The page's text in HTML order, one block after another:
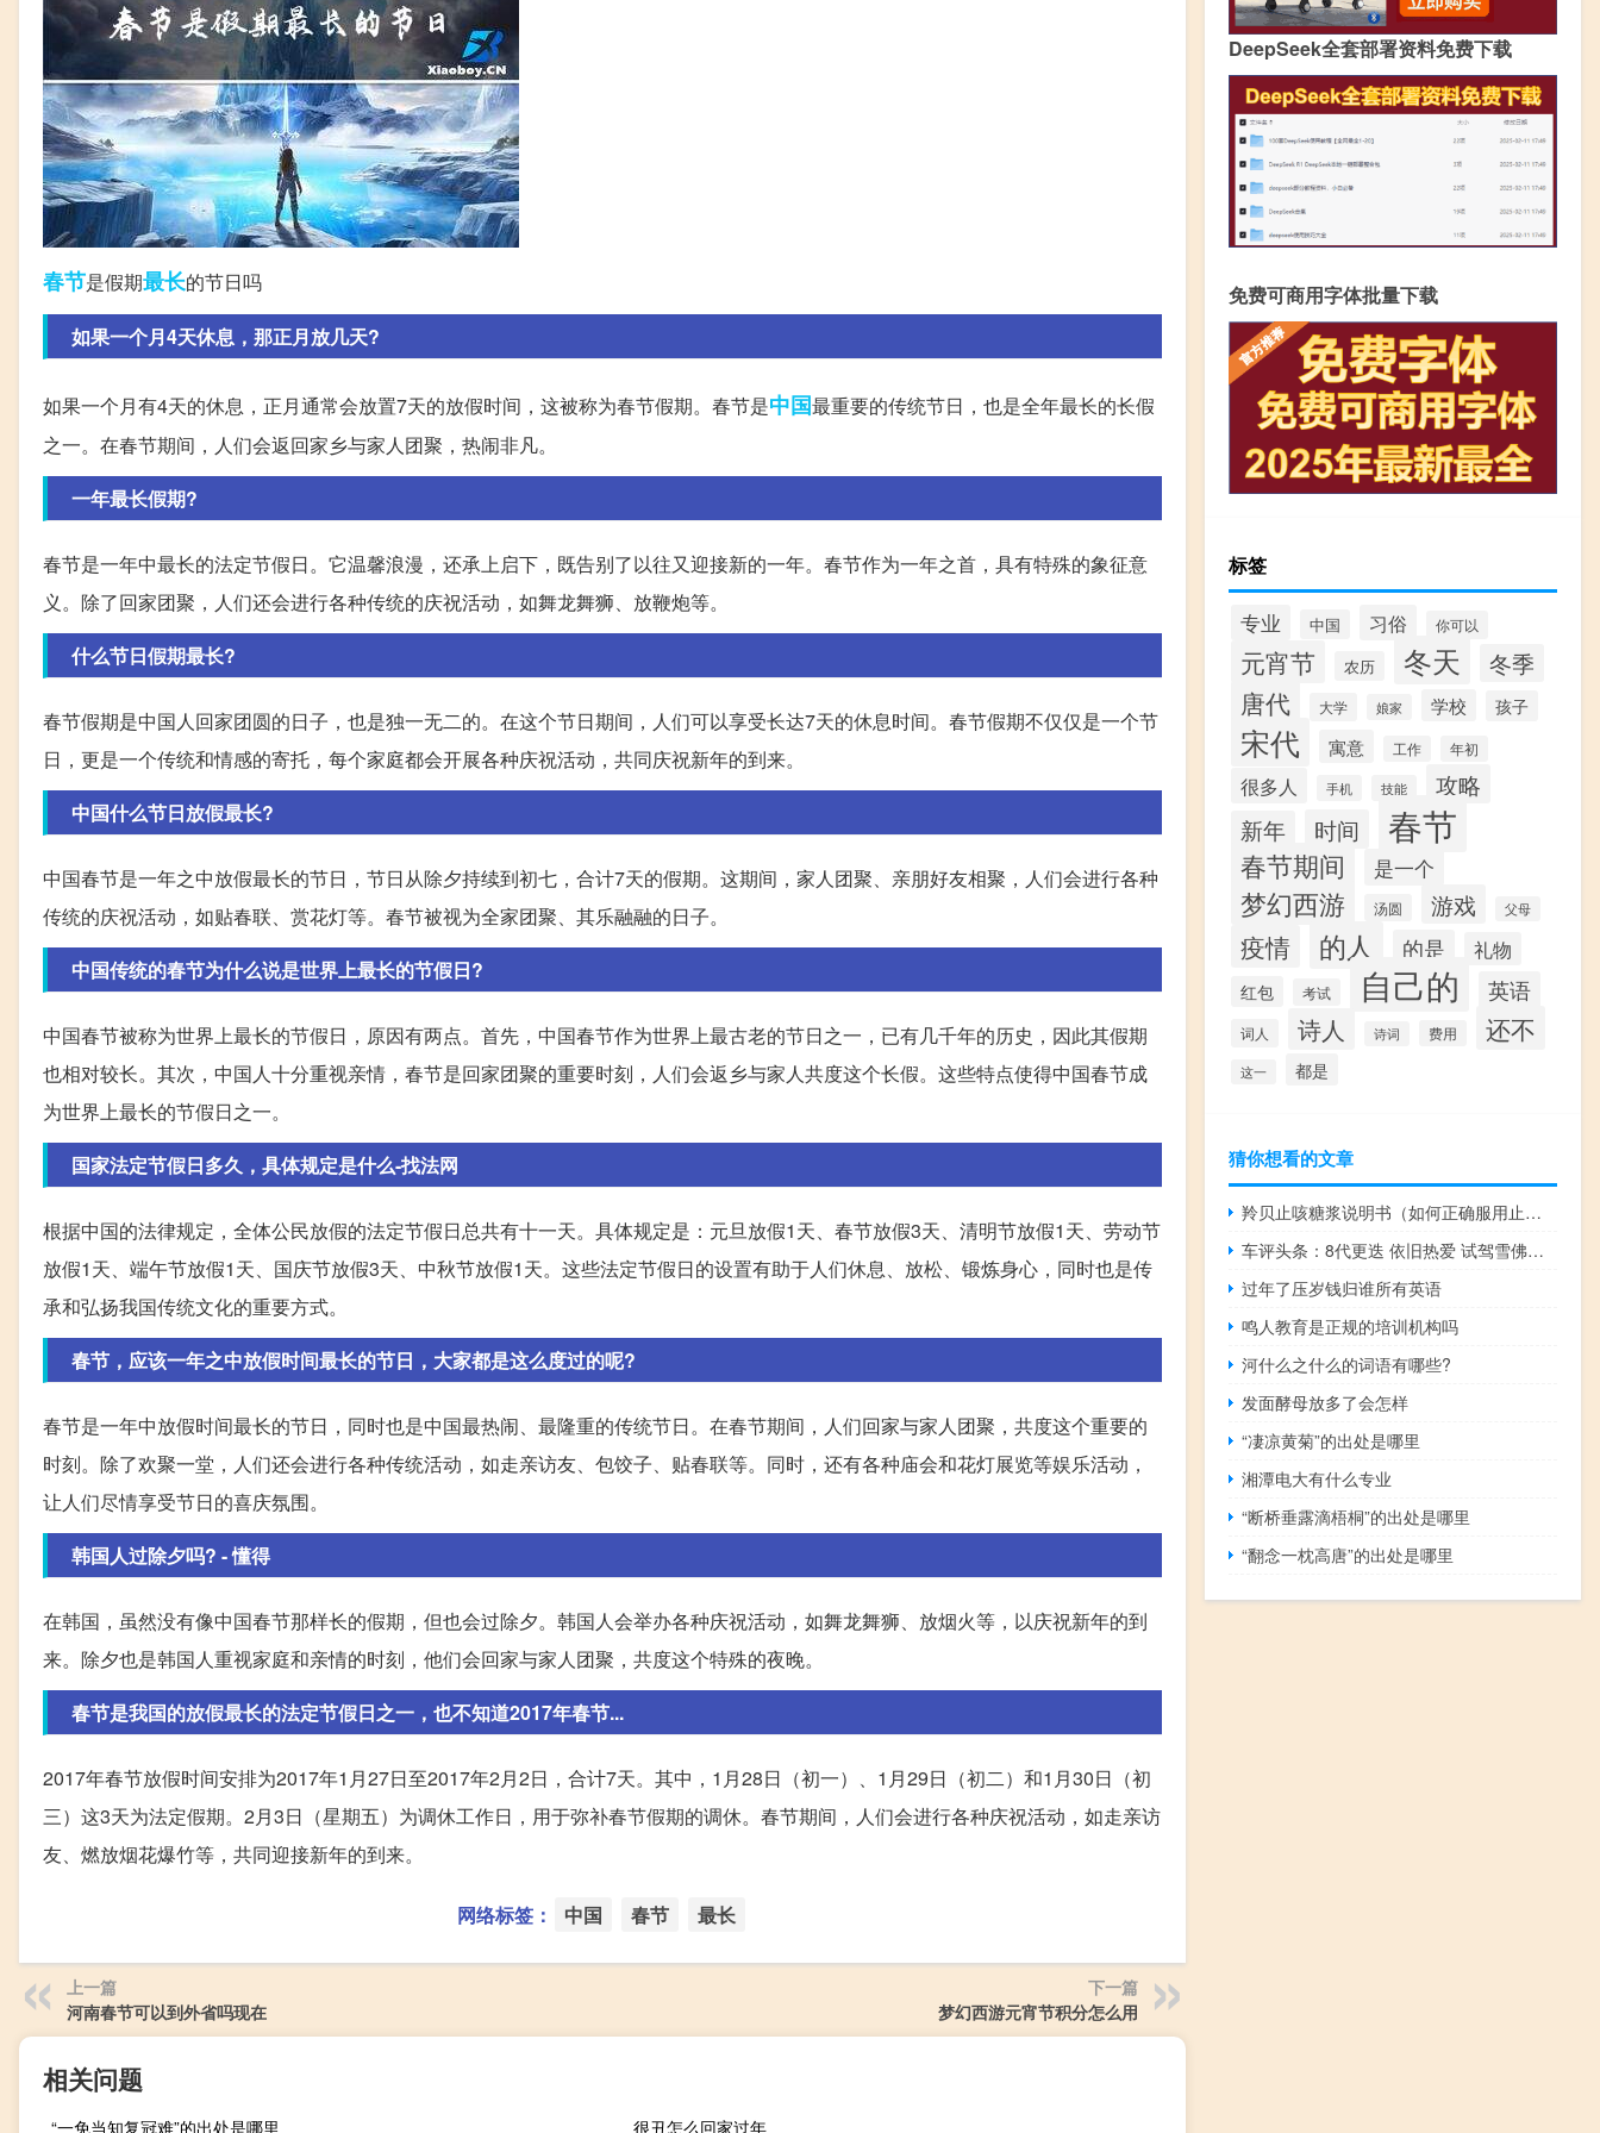
春节是假期最长的节日吗
如果一个月4天休息，那正月放几天?
如果一个月有4天的休息，正月通常会放置7天的放假时间，这被称为春节假期。春节是中国最重要的传统节日，也是全年最长的长假
之一。在春节期间，人们会返回家乡与家人团聚，热闹非凡。
一年最长假期?
春节是一年中最长的法定节假日。它温馨浪漫，还承上启下，既告别了以往又迎接新的一年。春节作为一年之首，具有特殊的象征意
义。除了回家团聚，人们还会进行各种传统的庆祝活动，如舞龙舞狮、放鞭炮等。
什么节日假期最长?
春节假期是中国人回家团圆的日子，也是独一无二的。在这个节日期间，人们可以享受长达7天的休息时间。春节假期不仅仅是一个节
日，更是一个传统和情感的寄托，每个家庭都会开展各种庆祝活动，共同庆祝新年的到来。
中国什么节日放假最长?
中国春节是一年之中放假最长的节日，节日从除夕持续到初七，合计7天的假期。这期间，家人团聚、亲朋好友相聚，人们会进行各种
传统的庆祝活动，如贴春联、赏花灯等。春节被视为全家团聚、其乐融融的日子。
中国传统的春节为什么说是世界上最长的节假日?
中国春节被称为世界上最长的节假日，原因有两点。首先，中国春节作为世界上最古老的节日之一，已有几千年的历史，因此其假期
也相对较长。其次，中国人十分重视亲情，春节是回家团聚的重要时刻，人们会返乡与家人共度这个长假。这些特点使得中国春节成
为世界上最长的节假日之一。
国家法定节假日多久，具体规定是什么-找法网
根据中国的法律规定，全体公民放假的法定节假日总共有十一天。具体规定是：元旦放假1天、春节放假3天、清明节放假1天、劳动节
放假1天、端午节放假1天、国庆节放假3天、中秋节放假1天。这些法定节假日的设置有助于人们休息、放松、锻炼身心，同时也是传
承和弘扬我国传统文化的重要方式。
春节，应该一年之中放假时间最长的节日，大家都是这么度过的呢?
春节是一年中放假时间最长的节日，同时也是中国最热闹、最隆重的传统节日。在春节期间，人们回家与家人团聚，共度这个重要的
时刻。除了欢聚一堂，人们还会进行各种传统活动，如走亲访友、包饺子、贴春联等。同时，还有各种庙会和花灯展览等娱乐活动，
让人们尽情享受节日的喜庆氛围。
韩国人过除夕吗? - 懂得
在韩国，虽然没有像中国春节那样长的假期，但也会过除夕。韩国人会举办各种庆祝活动，如舞龙舞狮、放烟火等，以庆祝新年的到
来。除夕也是韩国人重视家庭和亲情的时刻，他们会回家与家人团聚，共度这个特殊的夜晚。
春节是我国的放假最长的法定节假日之一，也不知道2017年春节...
2017年春节放假时间安排为2017年1月27日至2017年2月2日，合计7天。其中，1月28日（初一）、1月29日（初二）和1月30日（初
三）这3天为法定假期。2月3日（星期五）为调休工作日，用于弥补春节假期的调休。春节期间，人们会进行各种庆祝活动，如走亲访
友、燃放烟花爆竹等，共同迎接新年的到来。
网络标签： 中国 春节 最长
上一篇
河南春节可以到外省吗现在
下一篇
梦幻西游元宵节积分怎么用
相关问题
“一免当知复冠难”的出处是哪里 很丑怎么回家过年
DeepSeek全套部署资料免费下载
免费可商用字体批量下载
标签
专业 中国 习俗 你可以
元宵节 农历 冬天 冬季
唐代 大学 娘家 学校 孩子
宋代 寓意 工作 年初
很多人 手机 技能 攻略
新年 时间 春节
春节期间 是一个
梦幻西游 汤圆 游戏 父母
疫情 的人 的是 礼物
红包 考试 自己的 英语
词人 诗人 诗词 费用 还不
这一 都是
猜你想看的文章
羚贝止咳糖浆说明书（如何正确服用止咳糖浆）
车评头条：8代更迭 依旧热爱 试驾雪佛兰新迈锐宝
过年了压岁钱归谁所有英语
鸣人教育是正规的培训机构吗
河什么之什么的词语有哪些?
发面酵母放多了会怎样
“凄凉黄菊”的出处是哪里
湘潭电大有什么专业
“断桥垂露滴梧桐”的出处是哪里
“翻念一枕高唐”的出处是哪里